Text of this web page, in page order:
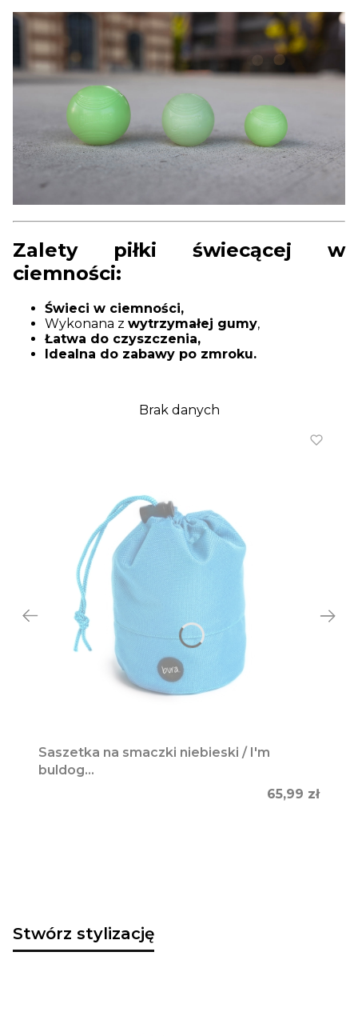
Zalety piłki świecącej w
ciemności:
Świeci w ciemności,
Wykonana z wytrzymałej gumy,
Łatwa do czyszczenia,
Idealna do zabawy po zmroku.
Brak danych
Saszetka na smaczki niebieski / I'm
buldog...
Cena
65,99 zł
Stwórz stylizację